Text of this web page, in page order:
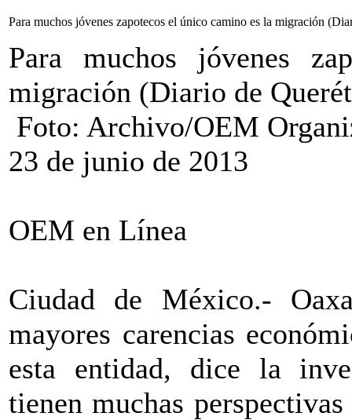
Para muchos jóvenes zapotecos el único camino es la migración
Para muchos jóvenes
migración (Diario de
Foto: Archivo/OEM
23 de junio de 2013
OEM en Línea
Ciudad de México.-
mayores carencias
esta entidad, dice la
tienen muchas